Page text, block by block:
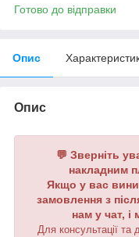
Готово до відправки
Опис
Опис
💬 Зверніть
накладним
Якщо у вас
замовлення з
нам у чат,
Для консультації та